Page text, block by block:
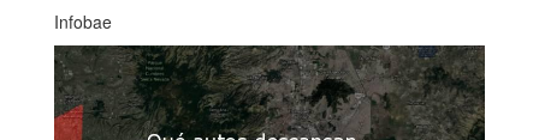
Infobae